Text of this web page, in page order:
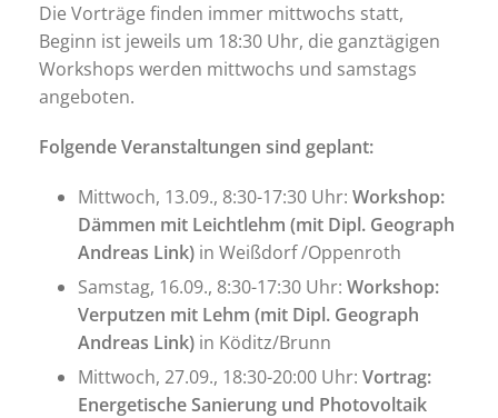
Die Vorträge finden immer mittwochs statt,
Beginn ist jeweils um 18:30 Uhr, die ganztägigen
Workshops werden mittwochs und samstags
angeboten.
Folgende Veranstaltungen sind geplant:
Mittwoch, 13.09., 8:30-17:30 Uhr: Workshop:
Dämmen mit Leichtlehm (mit Dipl. Geograph
Andreas Link) in Weißdorf /Oppenroth
Samstag, 16.09., 8:30-17:30 Uhr: Workshop:
Verputzen mit Lehm (mit Dipl. Geograph
Andreas Link) in Köditz/Brunn
Mittwoch, 27.09., 18:30-20:00 Uhr: Vortrag:
Energetische Sanierung und Photovoltaik